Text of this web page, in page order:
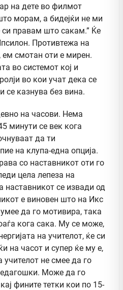
на дете во филмот
морам, а бидејќи не ми
си правам што сакам.” Ќе
Противтежа на
смотан оти е мирен.
во системот кој и
во кои учат дека се
се казнува без вина.
на часови. Нема
минути се век кога
да ти
на клупа-една опција.
со наставникот оти го
цела лепеза на
наставникот се извади од
е виновен што на Икс
да го мотивира, така
кога сака. Му се може,
на учителот, ќе си
на часот и супер ќе му е,
учителот не смее да го
Може да го
фините тетки кои по 15-